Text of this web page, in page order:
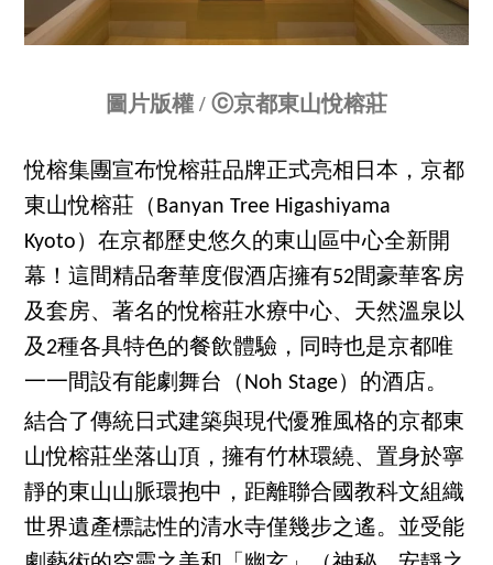
圖片版權 / ⓒ京都東山悅榕莊
悅榕集團宣布悅榕莊品牌正式亮相日本，京都
東山悅榕莊（Banyan Tree Higashiyama
Kyoto）在京都歷史悠久的東山區中心全新開
幕！這間精品奢華度假酒店擁有52間豪華客房
及套房、著名的悅榕莊水療中心、天然溫泉以
及2種各具特色的餐飲體驗，同時也是京都唯
一一間設有能劇舞台（Noh Stage）的酒店。
結合了傳統日式建築與現代優雅風格的京都東
山悅榕莊坐落山頂，擁有竹林環繞、置身於寧
靜的東山山脈環抱中，距離聯合國教科文組織
世界遺產標誌性的清水寺僅幾步之遙。並受能